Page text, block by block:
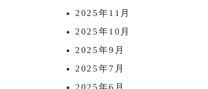
2025年11月
2025年10月
2025年9月
2025年7月
2025年6月